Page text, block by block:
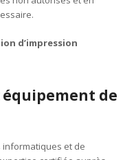
d’impression
de
informatiques et de